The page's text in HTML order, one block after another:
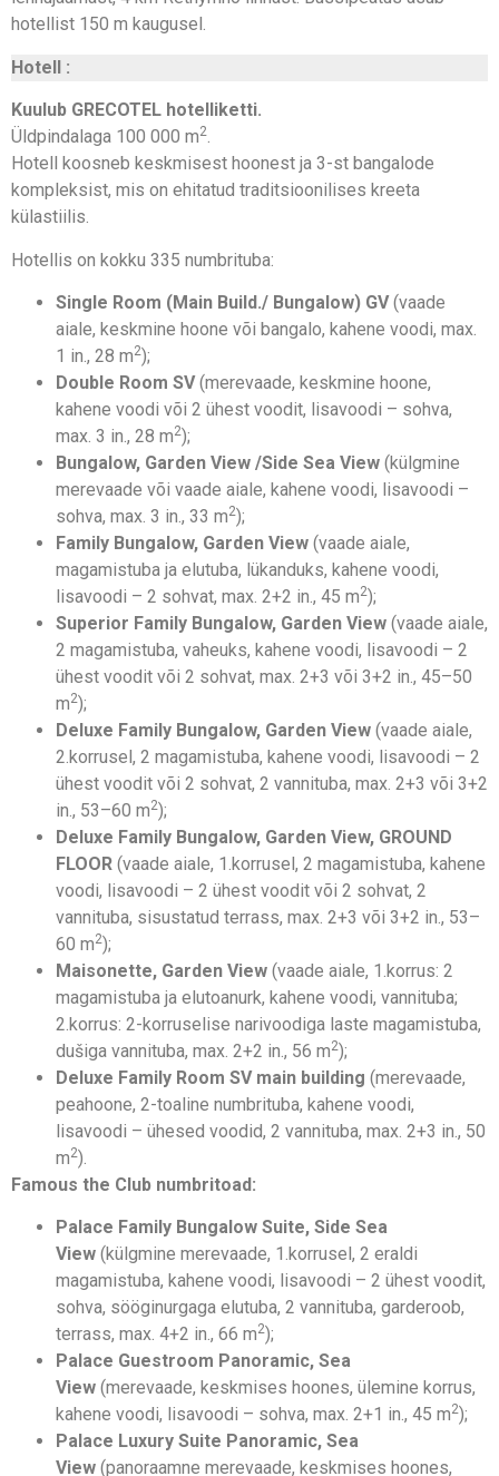
hotellist 150 m kaugusel.
Hotell :
Kuulub GRECOTEL hotelliketti.
Üldpindalaga 100 000 m2.
Hotell koosneb keskmisest hoonest ja 3-st bangalode
kompleksist, mis on ehitatud traditsioonilises kreeta
külastiilis.
Hotellis on kokku 335 numbrituba:
Single Room (Main Build./ Bungalow) GV(vaade
aiale, keskmine hoone või bangalo, kahene voodi, max.
1 in., 28 m2);
Double Room SV(merevaade, keskmine hoone,
kahene voodi või 2 ühest voodit, lisavoodi – sohva,
max. 3 in., 28 m2);
Bungalow, Garden View /Side Sea View (külgmine
merevaade või vaade aiale, kahene voodi, lisavoodi –
sohva, max. 3 in., 33 m2);
Family Bungalow, Garden View (vaade aiale,
magamistuba ja elutuba, lükanduks, kahene voodi,
lisavoodi – 2 sohvat, max. 2+2 in., 45 m2);
Superior Family Bungalow, Garden View (vaade aiale,
2 magamistuba, vaheuks, kahene voodi, lisavoodi – 2
ühest voodit või 2 sohvat, max. 2+3 või 3+2 in., 45–50
m2);
Deluxe Family Bungalow, Garden View (vaade aiale,
2.korrusel, 2 magamistuba, kahene voodi, lisavoodi – 2
ühest voodit või 2 sohvat, 2 vannituba, max. 2+3 või 3+2
in., 53–60 m2);
Deluxe Family Bungalow, Garden View, GROUND
FLOOR (vaade aiale, 1.korrusel, 2 magamistuba, kahene
voodi, lisavoodi – 2 ühest voodit või 2 sohvat, 2
vannituba, sisustatud terrass, max. 2+3 või 3+2 in., 53–
60 m2);
Maisonette, Garden View (vaade aiale, 1.korrus: 2
magamistuba ja elutoanurk, kahene voodi, vannituba;
2.korrus: 2-korruselise narivoodiga laste magamistuba,
dušiga vannituba, max. 2+2 in., 56 m2);
Deluxe Family Room SV main building (merevaade,
peahoone, 2-toaline numbrituba, kahene voodi,
lisavoodi – ühesed voodid, 2 vannituba, max. 2+3 in., 50
m2).
Famous the Club numbritoad:
Palace Family Bungalow Suite, Side Sea
View (külgmine merevaade, 1.korrusel, 2 eraldi
magamistuba, kahene voodi, lisavoodi – 2 ühest voodit,
sohva, sööginurgaga elutuba, 2 vannituba, garderoob,
terrass, max. 4+2 in., 66 m2);
Palace Guestroom Panoramic, Sea
View (merevaade, keskmises hoones, ülemine korrus,
kahene voodi, lisavoodi – sohva, max. 2+1 in., 45 m2);
Palace Luxury Suite Panoramic, Sea
View (panoraamne merevaade, keskmises hoones,